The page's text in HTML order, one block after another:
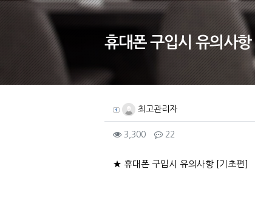
휴대폰 구입시 유의사항
작성자 정보
최고관리자작성
컨텐츠 정보
3,300조회 22
본문
★ 휴대폰 구입시 유의사항 [기초편]